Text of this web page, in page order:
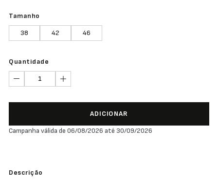
Tamanho
38 42 46
Quantidade
ADICIONAR
Campanha válida de 06/08/2026 até 30/09/2026
Descrição